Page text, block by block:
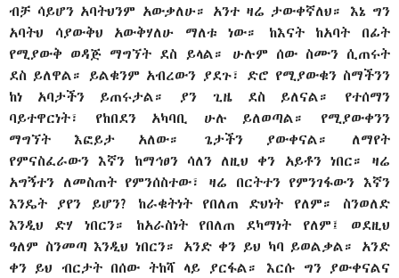
ብቻ ሳይሆን አባትህንም አውቃለሁ። አንተ ዛሬ ታውቀኛለህ። እኔ ግን
አባትህ ሳያውቅህ አውቅሃለሁ ማለቱ ነው። ከእናት ከአባት በፊት
የሚያውቅ ወዳጅ ማግኘት ደስ ይላል። ሁሉም ሰው ስሙን ሲጠሩት
ደስ ይለዋል። ይልቁንም አብረውን ያደጉ፣ ድሮ የሚያውቁን ስማችንን
ከነ አባታችን ይጠሩታል። ያን ጊዜ ደስ ይለናል። የተሰማን
ባይተዋርነት፣ የከበደን አካባቢ ሁሉ ይለወጣል። የሚያውቀንን
ማግኘት እፎይታ አለው። ጌታችን ያውቀናል። ለማየት
የምናስፈራውን እኛን ከማኅፀን ሳለን ለዚህ ቀን አይቶን ነበር። ዛሬ
አግኝተን ለመስጠት የምንሰስተው፣ ዛሬ በርትተን የምንገፋውን እኛን
እንዴት ያየን ይሆን? ከራቁትነት የበለጠ ድህነት የለም። ስንወለድ
እንዲህ ድሃ ነበርን። ከአራስነት የበለጠ ደካማነት የለም፤ ወደዚህ
ዓለም ስንመጣ እንዲህ ነበርን። አንድ ቀን ይህ ካባ ይወልቃል። አንድ
ቀን ይህ ብርታት በሰው ትከሻ ላይ ያርፋል። እርሱ ግን ያውቀናልና